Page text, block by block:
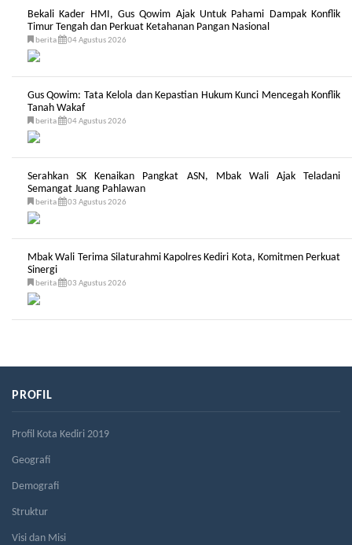
Bekali Kader HMI, Gus Qowim Ajak Untuk Pahami Dampak Konflik
Timur Tengah dan Perkuat Ketahanan Pangan Nasional
berita 04 Agustus 2026
Gus Qowim: Tata Kelola dan Kepastian Hukum Kunci Mencegah Konflik
Tanah Wakaf
berita 04 Agustus 2026
Serahkan SK Kenaikan Pangkat ASN, Mbak Wali Ajak Teladani
Semangat Juang Pahlawan
berita 03 Agustus 2026
Mbak Wali Terima Silaturahmi Kapolres Kediri Kota, Komitmen Perkuat
Sinergi
berita 03 Agustus 2026
PROFIL
Profil Kota Kediri 2019
Geografi
Demografi
Struktur
Visi dan Misi